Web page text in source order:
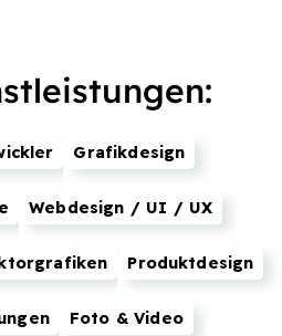
Grafikdesign
Webdesign / UI / UX
Produktdesign
Foto & Video